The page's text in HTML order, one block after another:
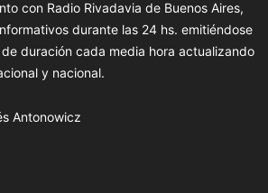
con Radio Rivadavia de Buenos Aires,
durante las 24 hs. emitiéndose
duración cada media hora actualizando
y nacional.
Antonowicz